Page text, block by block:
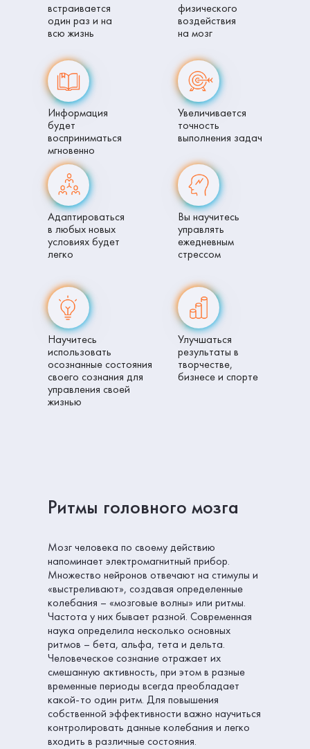
встраивается
один раз и на
всю жизнь
физического
воздействия
на мозг
Увеличивается
точность
выполнения задач
Вы научитесь
управлять
ежедневным
стрессом
Информация
будет
восприниматься
мгновенно
Адаптироваться
в любых новых
условиях будет
легко
Научитесь
использовать
осознанные состояния
своего сознания для
управления своей
жизнью
Улучшаться
результаты в
творчестве,
бизнесе и спорте
Ритмы головного мозга
Мозг человека по своему действию
напоминает электромагнитный прибор.
Множество нейронов отвечают на стимулы и
«выстреливают», создавая определенные
колебания – «мозговые волны» или ритмы.
Частота у них бывает разной. Современная
наука определила несколько основных
ритмов – бета, альфа, тета и дельта.
Человеческое сознание отражает их
смешанную активность, при этом в разные
временные периоды всегда преобладает
какой-то один ритм. Для повышения
собственной эффективности важно научиться
контролировать данные колебания и легко
входить в различные состояния.